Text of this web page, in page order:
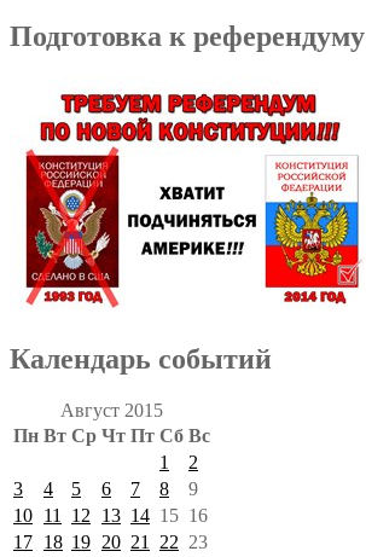
Подготовка к референдуму
Календарь событий
Август 2015
Пн Вт Ср Чт Пт Сб Вс
1
2
3
4 5 6 7 8
9
10 11 12 13 14 15 16
17 18 19 20 21 22 23